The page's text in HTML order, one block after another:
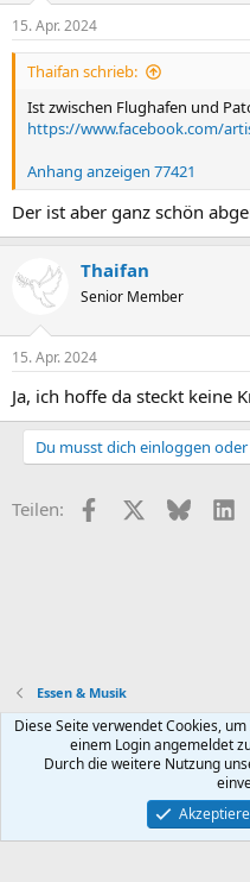
n
e
n
15. Apr. 2024
Thaifan schrieb:
Ist zwischen Flughafen und
https://www.facebook.com/
Anhang anzeigen 77421
Der ist aber ganz schön
Thaifan
Senior Member
15. Apr. 2024
Ja, ich hoffe da steckt keine
Du musst dich einloggen
Teilen: FacebookX (Twitter)
Bluesky
Essen & Musik
Default style
Deutsch (Du)
Community platform by XenForo® ©
Diese Seite verwendet Cookies,
einem Login angemeldet
Durch die weitere Nutzung